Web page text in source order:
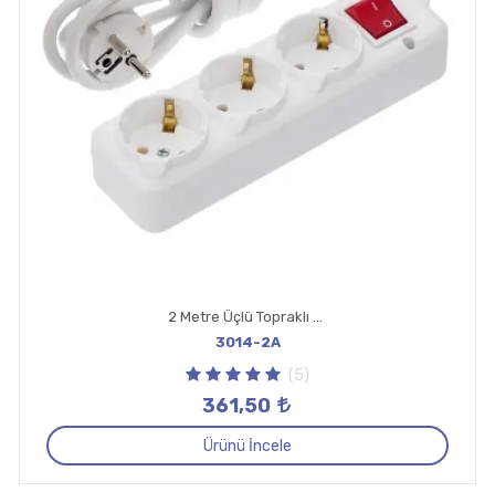
2 Metre Üçlü Topraklı Anahtar Priz
3014-2A
(5)
361,50
Ürünü İncele